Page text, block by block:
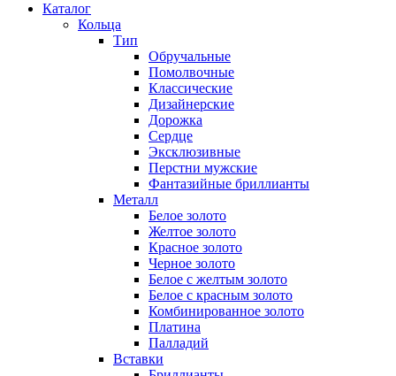
Каталог
Кольца
Тип
Обручальные
Помолвочные
Классические
Дизайнерские
Дорожка
Сердце
Эксклюзивные
Перстни мужские
Фантазийные бриллианты
Металл
Белое золото
Желтое золото
Красное золото
Черное золото
Белое с желтым золото
Белое с красным золото
Комбинированное золото
Платина
Палладий
Вставки